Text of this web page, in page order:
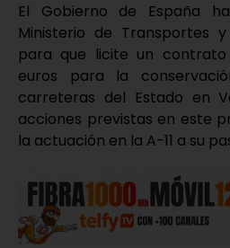
El Gobierno de España
Ministerio de Transportes
para que licite un
euros para la
carreteras del Estado en
acciones previstas en este
la actuación en la A-11 a su